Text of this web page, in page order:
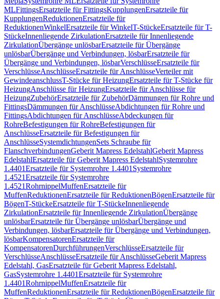
MLFittingsErsatzteile für FittingsKupplungenErsatzteile für
KupplungenReduktionenErsatzteile für
ReduktionenWinkelErsatzteile für WinkelT-StückeErsatzteile für T-
StückeInnenliegende ZirkulationErsatzteile für Innenliegende
ZirkulationÜbergänge unlösbarErsatzteile für Übergänge
unlösbarÜbergänge und Verbindungen, lösbarErsatzteile für
Übergänge und Verbindungen, lösbarVerschlüsseErsatzteile für
VerschlüsseAnschlüsseErsatzteile für AnschlüsseVerteiler mit
GewindeanschlussT-Stücke für HeizungErsatzteile für T-Stücke für
HeizungAnschlüsse für HeizungErsatzteile für Anschlüsse für
HeizungZubehörErsatzteile für ZubehörDämmungen für Rohre und
FittingsDämmungen für AnschlüsseAbdichtungen für Rohre und
FittingsAbdichtungen für AnschlüsseAbdeckungen für
RohreBefestigungen für RohreBefestigungen für
AnschlüsseErsatzteile für Befestigungen für
AnschlüsseSystemdichtungenSets Schraube für
FlanschverbindungenGeberit Mapress EdelstahlGeberit Mapress
EdelstahlErsatzteile für Geberit Mapress EdelstahlSystemrohre
1.4401Ersatzteile für Systemrohre 1.4401 Systemrohre
1.4521Ersatzteile für Systemrohre
1.4521RohrnippelMuffenErsatzteile für
MuffenReduktionenErsatzteile für ReduktionenBögenErsatzteile für
BögenT-StückeErsatzteile für T-StückeInnenliegende
ZirkulationErsatzteile für Innenliegende ZirkulationÜbergänge
unlösbarErsatzteile für Übergänge unlösbarÜbergänge und
Verbindungen, lösbarErsatzteile für Übergänge und Verbindungen,
lösbarKompensatorenErsatzteile für
KompensatorenDurchführungenVerschlüsseErsatzteile für
VerschlüsseAnschlüsseErsatzteile für AnschlüsseGeberit Mapress
Edelstahl, GasErsatzteile für Geberit Mapress Edelstahl,
GasSystemrohre 1.4401Ersatzteile für Systemrohre
1.4401RohrnippelMuffenErsatzteile für
MuffenReduktionenErsatzteile für ReduktionenBögenErsatzteile für